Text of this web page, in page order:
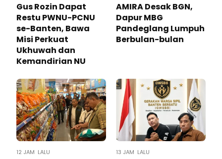
Gus Rozin Dapat
Restu PWNU-PCNU
se-Banten, Bawa
Misi Perkuat
Ukhuwah dan
Kemandirian NU
AMIRA Desak BGN,
Dapur MBG
Pandeglang Lumpuh
Berbulan-bulan
12 JAM LALU 13 JAM LALU